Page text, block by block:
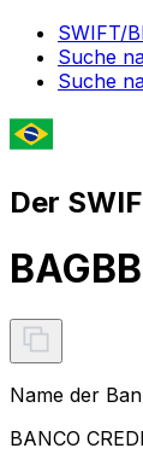
SWIFT/
Suche
Suche
Der
Name der
BANCO